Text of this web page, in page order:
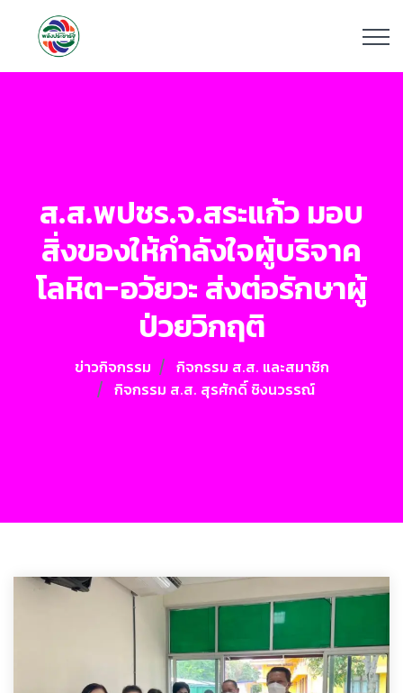
ส.ส.พปชร.จ.สระแก้ว มอบ
สิ่งของให้กำลังใจผู้บริจาค
โลหิต-อวัยวะ ส่งต่อรักษาผู้
ป่วยวิกฤติ
ข่าวกิจกรรม
กิจกรรม ส.ส. และสมาชิก
กิจกรรม ส.ส. สุรศักดิ์ ชิงนวรรณ์